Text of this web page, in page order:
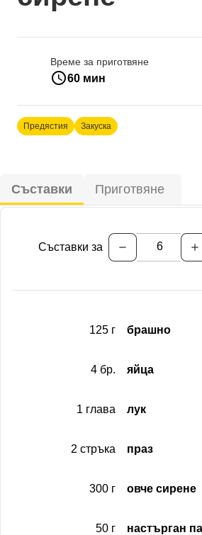
Време за приготвяне
access_time60 мин
Предястия Закуска
Съставки Приготвяне
Съставки за remove add
125 г брашно
4 бр. яйца
1 глава лук
2 стръка праз
300 г овче сирене
50 г настърган